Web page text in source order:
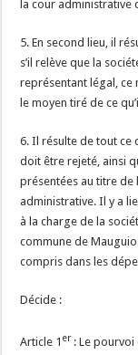
la cour administrative
5. En second lieu, il
s’il relève que la
représentant légal, ce
le moyen tiré de ce
6. Il résulte de tout ce
doit être rejeté, ainsi
présentées au titre de
administrative. Il y a
à la charge de la
commune de
compris dans les
Décide :
Article 1 er : Le pourvoi